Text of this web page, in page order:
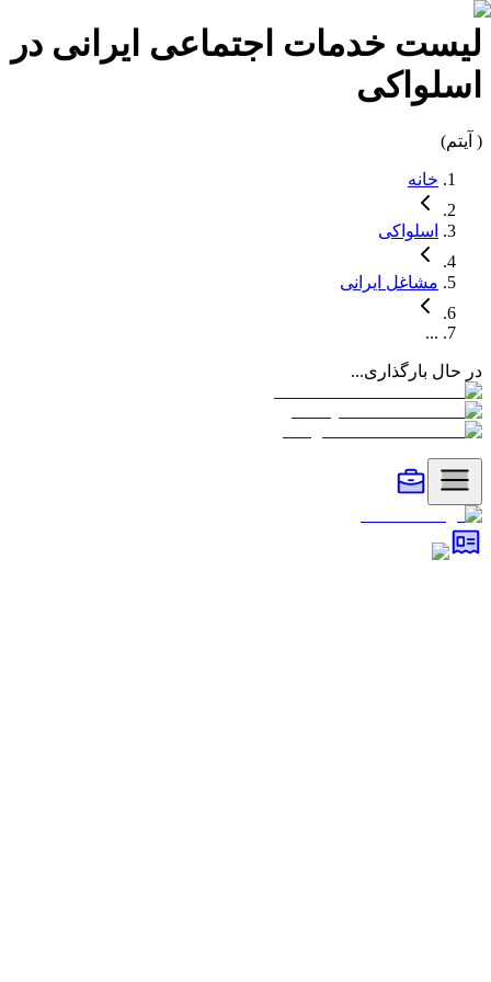
لیست خدمات اجتماعی ایرانی در
اسلواکی
( آیتم)
خانه
اسلواکی
مشاغل ایرانی
...
در حال بارگذاری...